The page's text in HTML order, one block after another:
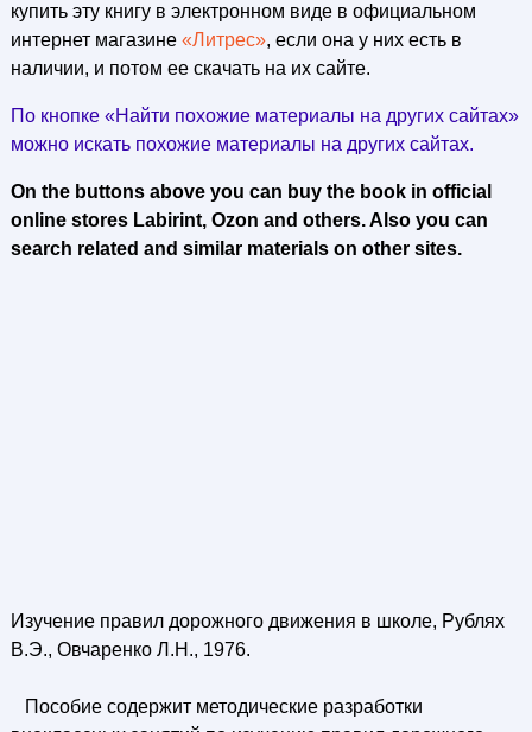
купить эту книгу в электронном виде в официальном
интернет магазине «Литрес», если она у них есть в
наличии, и потом ее скачать на их сайте.
По кнопке «Найти похожие материалы на других сайтах»
можно искать похожие материалы на других сайтах.
On the buttons above you can buy the book in official
online stores Labirint, Ozon and others. Also you can
search related and similar materials on other sites.
Изучение правил дорожного движения в школе, Рублях
В.Э., Овчаренко Л.Н., 1976.
Пособие содержит методические разработки